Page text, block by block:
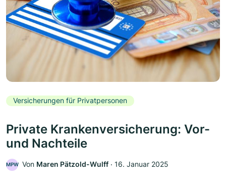
Versicherungen für Privatpersonen
Private Krankenversicherung: Vor-
und Nachteile
MPW Von Maren Pätzold-Wulff ‧ 16. Januar 2025